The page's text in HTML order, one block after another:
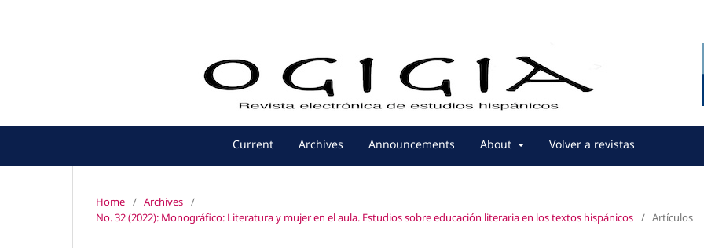
Current Archives Announcements About Volver a revistas
Home / Archives /
No. 32 (2022): Monográfico: Literatura y mujer en el aula. Estudios sobre educación literaria en los textos hispánicos / Artículos